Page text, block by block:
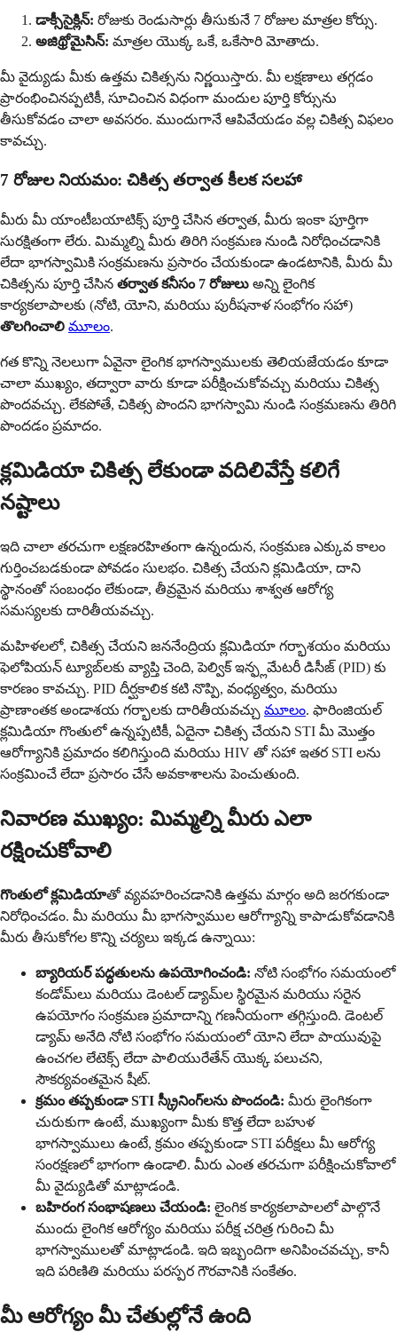
డాక్సీసైక్లిన్: రోజుకు రెండుసార్లు తీసుకునే 7 రోజుల మాత్రల కోర్సు.
అజిథ్రోమైసిన్: మాత్రల యొక్క ఒకే, ఒకేసారి మోతాదు.
మీ వైద్యుడు మీకు ఉత్తమ చికిత్సను నిర్ణయిస్తారు. మీ లక్షణాలు తగ్గడం
ప్రారంభించినప్పటికీ, సూచించిన విధంగా మందుల పూర్తి కోర్సును
తీసుకోవడం చాలా అవసరం. ముందుగానే ఆపివేయడం వల్ల చికిత్స విఫలం
కావచ్చు.
7 రోజుల నియమం: చికిత్స తర్వాత కీలక సలహా
మీరు మీ యాంటీబయాటిక్స్ పూర్తి చేసిన తర్వాత, మీరు ఇంకా పూర్తిగా
సురక్షితంగా లేరు. మిమ్మల్ని మీరు తిరిగి సంక్రమణ నుండి నిరోధించడానికి
లేదా భాగస్వామికి సంక్రమణను ప్రసారం చేయకుండా ఉండటానికి, మీరు మీ
చికిత్సను పూర్తి చేసిన తర్వాత కనీసం 7 రోజులు అన్ని లైంగిక
కార్యకలాపాలకు (నోటి, యోని, మరియు పురీషనాళ సంభోగం సహా)
తొలగించాలి మూలం.
గత కొన్ని నెలలుగా ఏవైనా లైంగిక భాగస్వాములకు తెలియజేయడం కూడా
చాలా ముఖ్యం, తద్వారా వారు కూడా పరీక్షించుకోవచ్చు మరియు చికిత్స
పొందవచ్చు. లేకపోతే, చికిత్స పొందని భాగస్వామి నుండి సంక్రమణను తిరిగి
పొందడం ప్రమాదం.
క్లమిడియా చికిత్స లేకుండా వదిలివేస్తే కలిగే
నష్టాలు
ఇది చాలా తరచుగా లక్షణరహితంగా ఉన్నందున, సంక్రమణ ఎక్కువ కాలం
గుర్తించబడకుండా పోవడం సులభం. చికిత్స చేయని క్లమిడియా, దాని
స్థానంతో సంబంధం లేకుండా, తీవ్రమైన మరియు శాశ్వత ఆరోగ్య
సమస్యలకు దారితీయవచ్చు.
మహిళలలో, చికిత్స చేయని జననేంద్రియ క్లమిడియా గర్భాశయం మరియు
ఫెలోపియన్ ట్యూబ్‌లకు వ్యాప్తి చెంది, పెల్విక్ ఇన్ఫ్లమేటరీ డిసీజ్ (PID) కు
కారణం కావచ్చు. PID దీర్ఘకాలిక కటి నొప్పి, వంధ్యత్వం, మరియు
ప్రాణాంతక అండాశయ గర్భాలకు దారితీయవచ్చు మూలం. ఫారింజియల్
క్లమిడియా గొంతులో ఉన్నప్పటికీ, ఏదైనా చికిత్స చేయని STI మీ మొత్తం
ఆరోగ్యానికి ప్రమాదం కలిగిస్తుంది మరియు HIV తో సహా ఇతర STI లను
సంక్రమించే లేదా ప్రసారం చేసే అవకాశాలను పెంచుతుంది.
నివారణ ముఖ్యం: మిమ్మల్ని మీరు ఎలా
రక్షించుకోవాలి
గొంతులో క్లమిడియాతో వ్యవహరించడానికి ఉత్తమ మార్గం అది జరగకుండా
నిరోధించడం. మీ మరియు మీ భాగస్వాముల ఆరోగ్యాన్ని కాపాడుకోవడానికి
మీరు తీసుకోగల కొన్ని చర్యలు ఇక్కడ ఉన్నాయి:
బ్యారియర్ పద్ధతులను ఉపయోగించండి: నోటి సంభోగం సమయంలో
కండోమ్‌లు మరియు డెంటల్ డ్యామ్‌ల స్థిరమైన మరియు సరైన
ఉపయోగం సంక్రమణ ప్రమాదాన్ని గణనీయంగా తగ్గిస్తుంది. డెంటల్
డ్యామ్ అనేది నోటి సంభోగం సమయంలో యోని లేదా పాయువుపై
ఉంచగల లేటెక్స్ లేదా పాలియురేతేన్ యొక్క పలుచని,
సౌకర్యవంతమైన షీట్.
క్రమం తప్పకుండా STI స్క్రీనింగ్‌లను పొందండి: మీరు లైంగికంగా
చురుకుగా ఉంటే, ముఖ్యంగా మీకు కొత్త లేదా బహుళ
భాగస్వాములు ఉంటే, క్రమం తప్పకుండా STI పరీక్షలు మీ ఆరోగ్య
సంరక్షణలో భాగంగా ఉండాలి. మీరు ఎంత తరచుగా పరీక్షించుకోవాలో
మీ వైద్యుడితో మాట్లాడండి.
బహిరంగ సంభాషణలు చేయండి: లైంగిక కార్యకలాపాలలో పాల్గొనే
ముందు లైంగిక ఆరోగ్యం మరియు పరీక్ష చరిత్ర గురించి మీ
భాగస్వాములతో మాట్లాడండి. ఇది ఇబ్బందిగా అనిపించవచ్చు, కానీ
ఇది పరిణితి మరియు పరస్పర గౌరవానికి సంకేతం.
మీ ఆరోగ్యం మీ చేతుల్లోనే ఉంది